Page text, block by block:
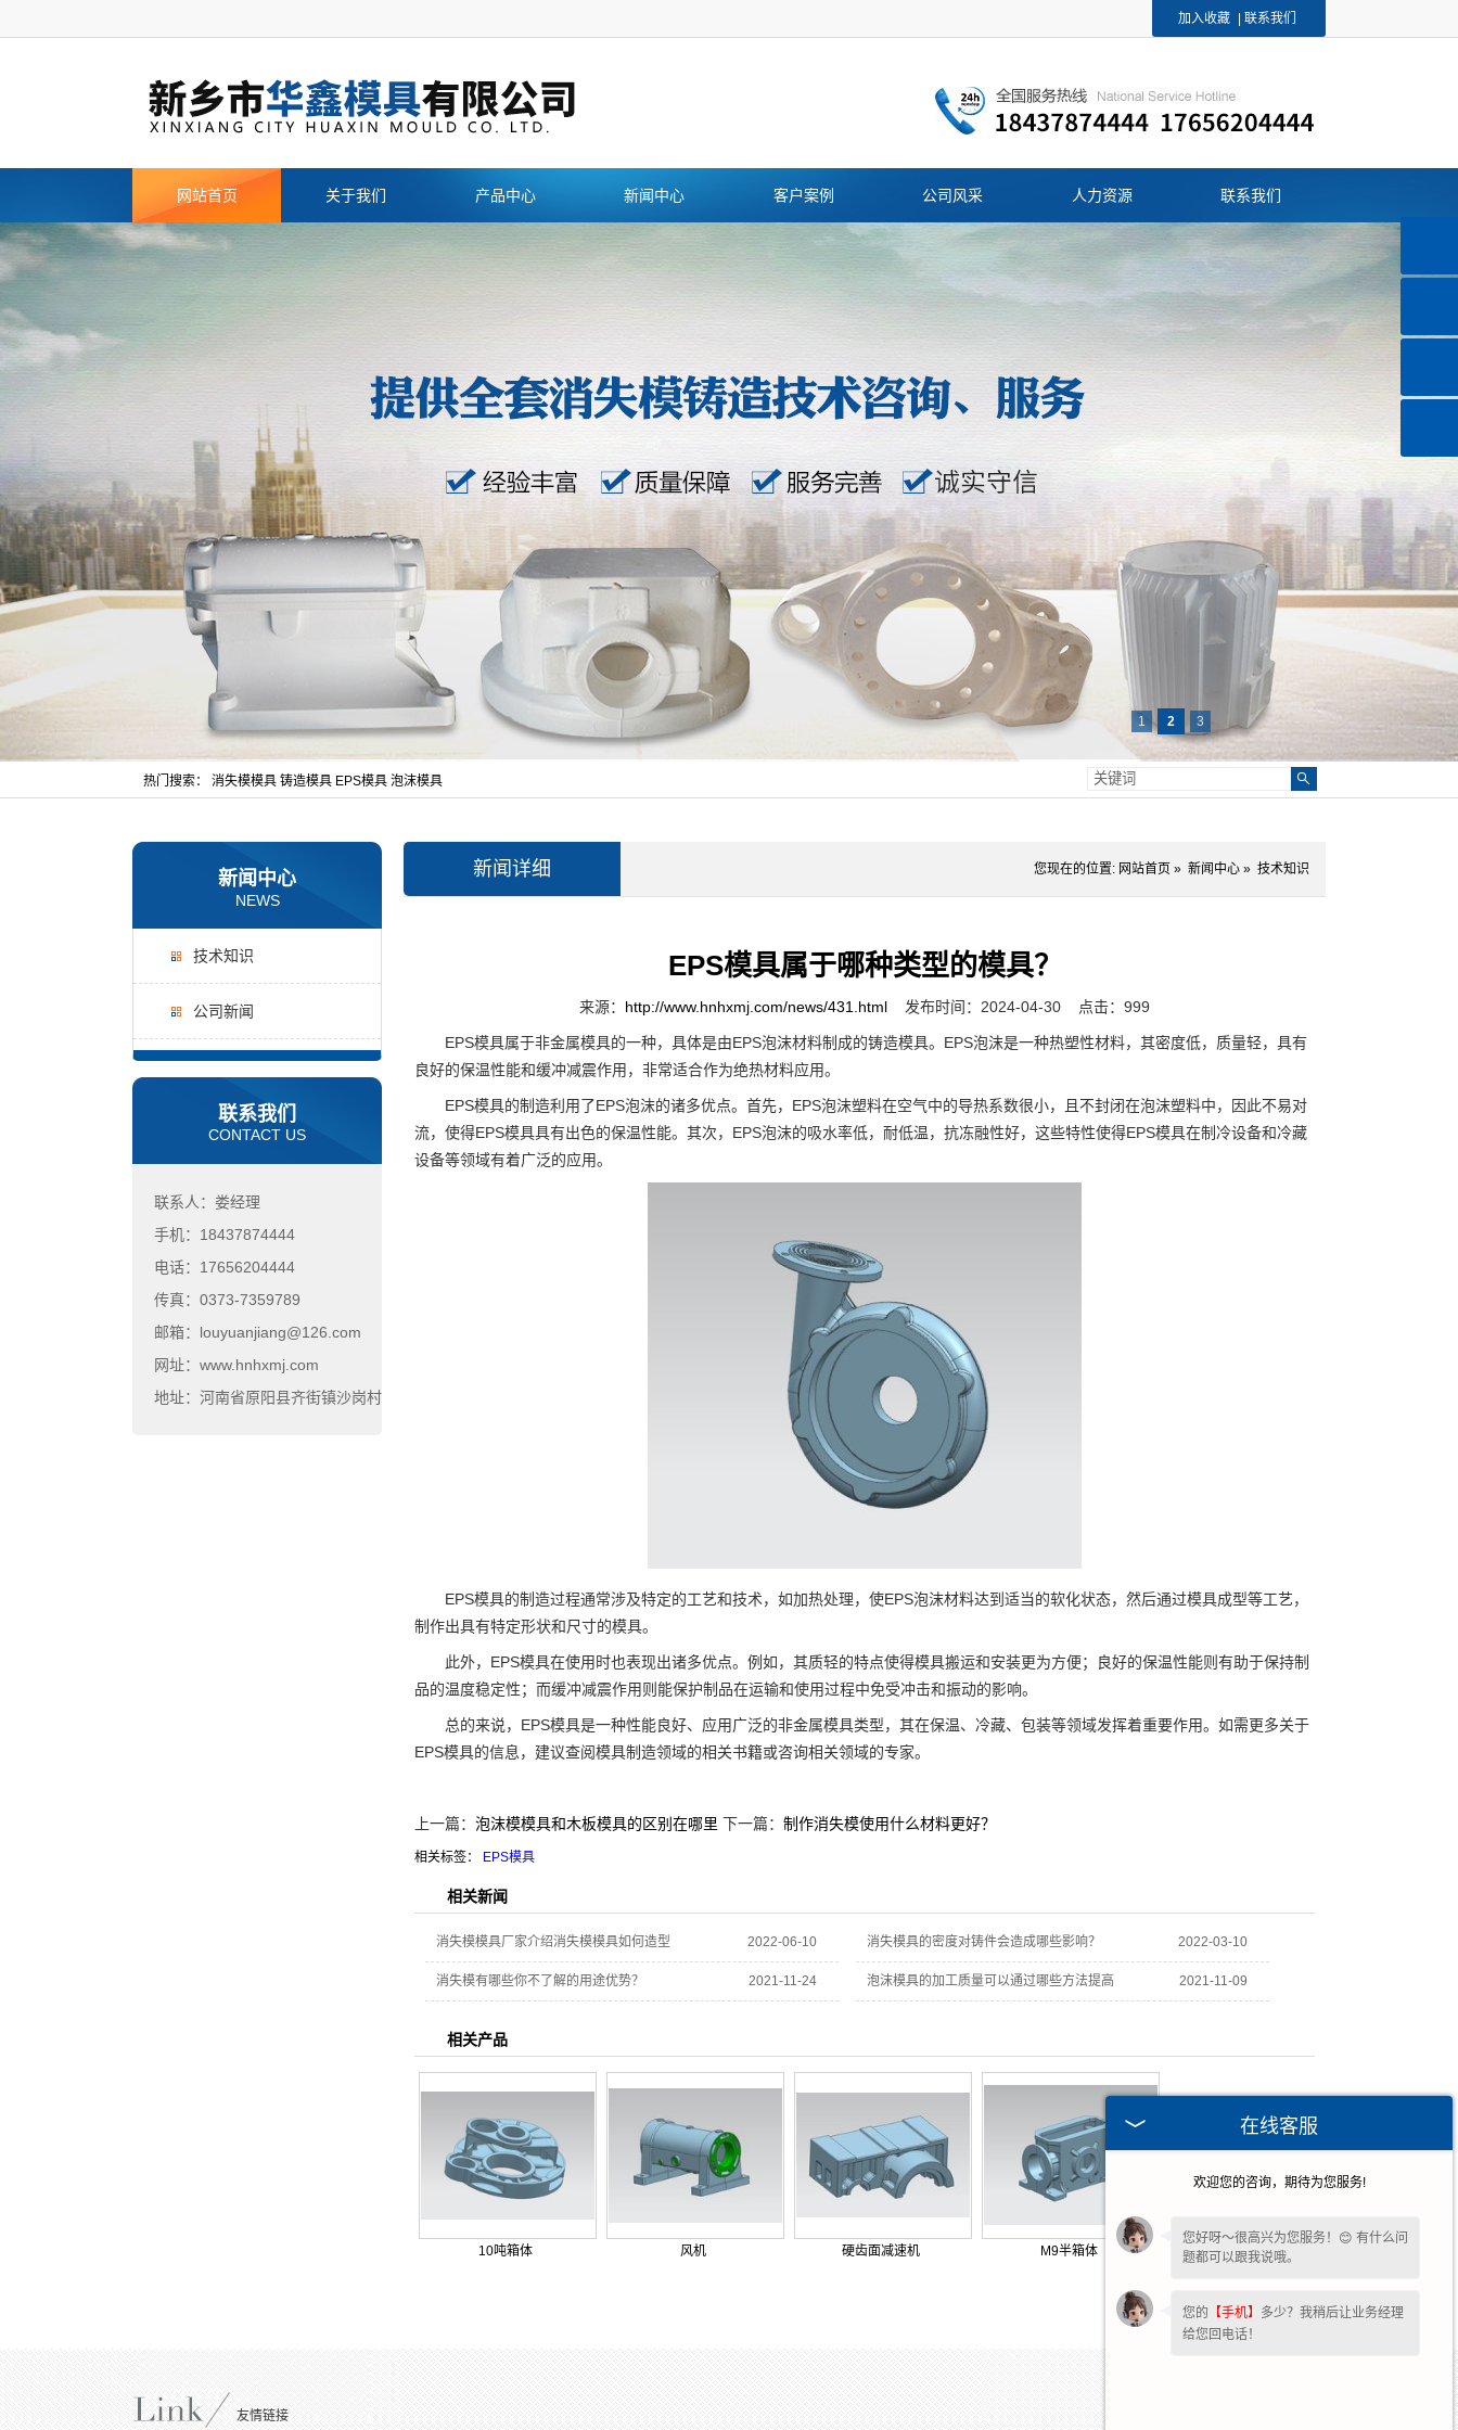
加入收藏 联系我们
网站首页 关于我们 产品中心 新闻中心 客户案例 公司风采 人力资源 联系我们
1 2 3
热门搜索： 消失模模具 铸造模具 EPS模具 泡沫模具
新闻中心
NEWS
技术知识
公司新闻
联系我们
CONTACT US
联系人：娄经理
手机：18437874444
电话：17656204444
传真：0373-7359789
邮箱：louyuanjiang@126.com
网址：www.hnhxmj.com
地址：河南省原阳县齐街镇沙岗村
您现在的位置: 网站首页 » 新闻中心 » 技术知识
新闻详细
EPS模具属于哪种类型的模具？
来源： http://www.hnhxmj.com/news/431.html 发布时间：2024-04-30 点击：999
EPS模具属于非金属模具的一种，具体是由EPS泡沫材料制成的铸造模具。EPS泡沫是一种热塑性材料，其密度低，质量轻，具有
良好的保温性能和缓冲减震作用，非常适合作为绝热材料应用。
EPS模具的制造利用了EPS泡沫的诸多优点。首先，EPS泡沫塑料在空气中的导热系数很小，且不封闭在泡沫塑料中，因此不易对
流，使得EPS模具具有出色的保温性能。其次，EPS泡沫的吸水率低，耐低温，抗冻融性好，这些特性使得EPS模具在制冷设备和冷藏
设备等领域有着广泛的应用。
EPS模具的制造过程通常涉及特定的工艺和技术，如加热处理，使EPS泡沫材料达到适当的软化状态，然后通过模具成型等工艺，
制作出具有特定形状和尺寸的模具。
此外，EPS模具在使用时也表现出诸多优点。例如，其质轻的特点使得模具搬运和安装更为方便；良好的保温性能则有助于保持制
品的温度稳定性；而缓冲减震作用则能保护制品在运输和使用过程中免受冲击和振动的影响。
总的来说，EPS模具是一种性能良好、应用广泛的非金属模具类型，其在保温、冷藏、包装等领域发挥着重要作用。如需更多关于
EPS模具的信息，建议查阅模具制造领域的相关书籍或咨询相关领域的专家。
上一篇： 泡沫模模具和木板模具的区别在哪里 下一篇： 制作消失模使用什么材料更好？
相关标签： EPS模具
相关新闻
2022-06-10
消失模模具厂家介绍消失模模具如何造型 2022-03-10
消失模具的密度对铸件会造成哪些影响？
2021-11-24
消失模有哪些你不了解的用途优势？ 2021-11-09
泡沫模具的加工质量可以通过哪些方法提高
相关产品
10吨箱体 风机 硬齿面减速机 M9半箱体
友情链接
在线客服
欢迎您的咨询，期待为您服务!
您好呀～很高兴为您服务！😊 有什么问
题都可以跟我说哦。
您的 【手机】 多少？我稍后让业务经理
给您回电话！